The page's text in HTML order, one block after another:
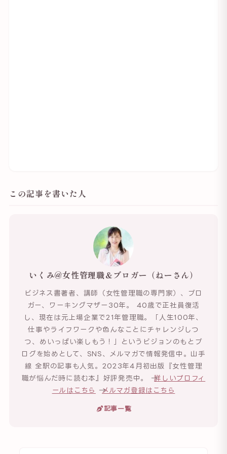
この記事を書いた人
いくみ@女性管理職＆ブロガー（ねーさん）
ビジネス書著者、講師（女性管理職の専門家）、ブロ
ガー、ワーキングマザー30年。 40歳で正社員復活
し、現在は元上場企業で21年管理職。「人生100年、
仕事やライフワークや色んなことにチャレンジしつ
つ、めいっぱい楽しもう！」というビジョンのもとブ
ログを始めとして、SNS、メルマガで情報発信中。山手
線 全駅の記事も人気。2023年4月初出版『女性管理
職が悩んだ時に読む本』好評発売中。 →詳しいプロフィ
ールはこちら
→メルマガ登録はこちら
記事一覧